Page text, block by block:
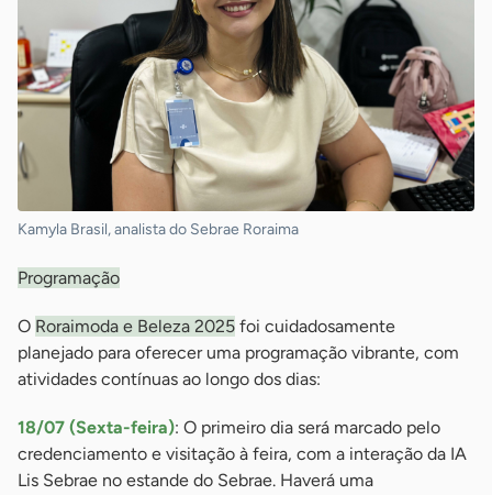
Kamyla Brasil, analista do Sebrae Roraima
Programação
O Roraimoda e Beleza 2025 foi cuidadosamente
planejado para oferecer uma programação vibrante, com
atividades contínuas ao longo dos dias:
18/07 (Sexta-feira): O primeiro dia será marcado pelo
credenciamento e visitação à feira, com a interação da IA
Lis Sebrae no estande do Sebrae. Haverá uma